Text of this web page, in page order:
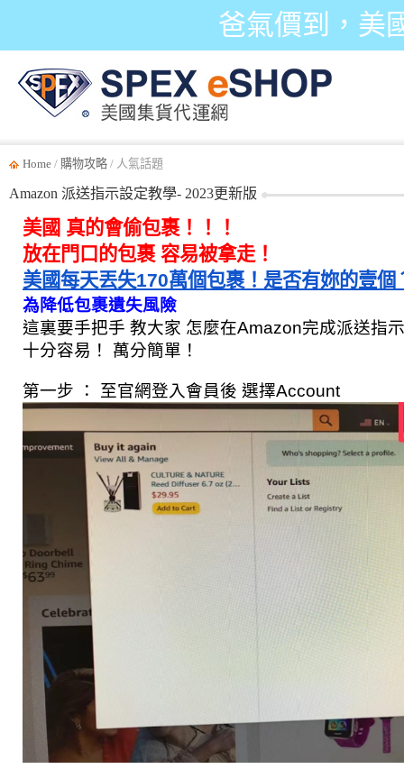
爸氣價到，美
Home / 購物攻略 / 人氣話題
Amazon 派送指示設定教學- 2023更新版
美國 真的會偷包裹！！！
放在門口的包裹 容易被拿走！
美國每天丟失170萬個包裹！是否有妳的壹個
為降低包裹遺失風險
這裏要手把手 教大家 怎麼在Amazon完成派送指
十分容易！ 萬分簡單！
第一步 ： 至官網登入會員後 選擇Account